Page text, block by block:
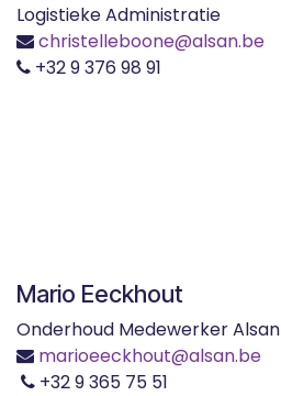
Logistieke Administratie
christelleboone@alsan.be
+32 9 376 98 91
Mario Eeckhout
Onderhoud Medewerker Alsan
marioeeckhout@alsan.be
+32 9 365 75 51